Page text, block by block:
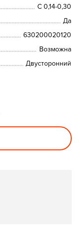
C 0,14-0,30
Да
630200020120
Возможна
Двусторонний